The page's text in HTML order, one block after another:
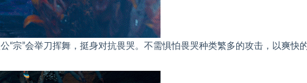
“宗”会举刀挥舞，挺身对抗畏哭。不需惧怕畏哭种类繁多的攻击，以爽快